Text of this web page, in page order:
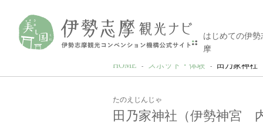
はじめての伊勢
摩
HOME
スポット・体験 田乃家神社
たのえじんじゃ
田乃家神社（伊勢神宮